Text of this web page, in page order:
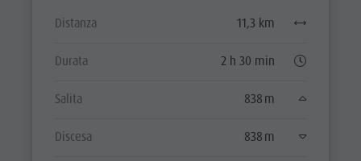
Distanza 11,3 km
Durata 2 h 30 min
Salita 838 m
Discesa 838 m